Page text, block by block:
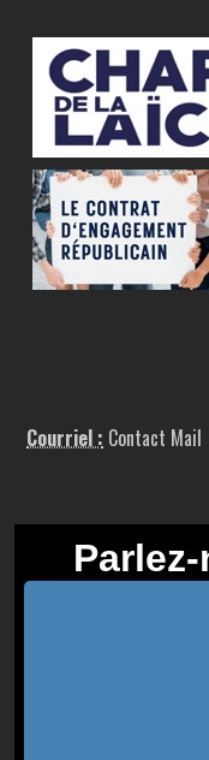
Courriel : Contact Mail